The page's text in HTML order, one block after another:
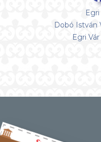
Dobó István
Egri